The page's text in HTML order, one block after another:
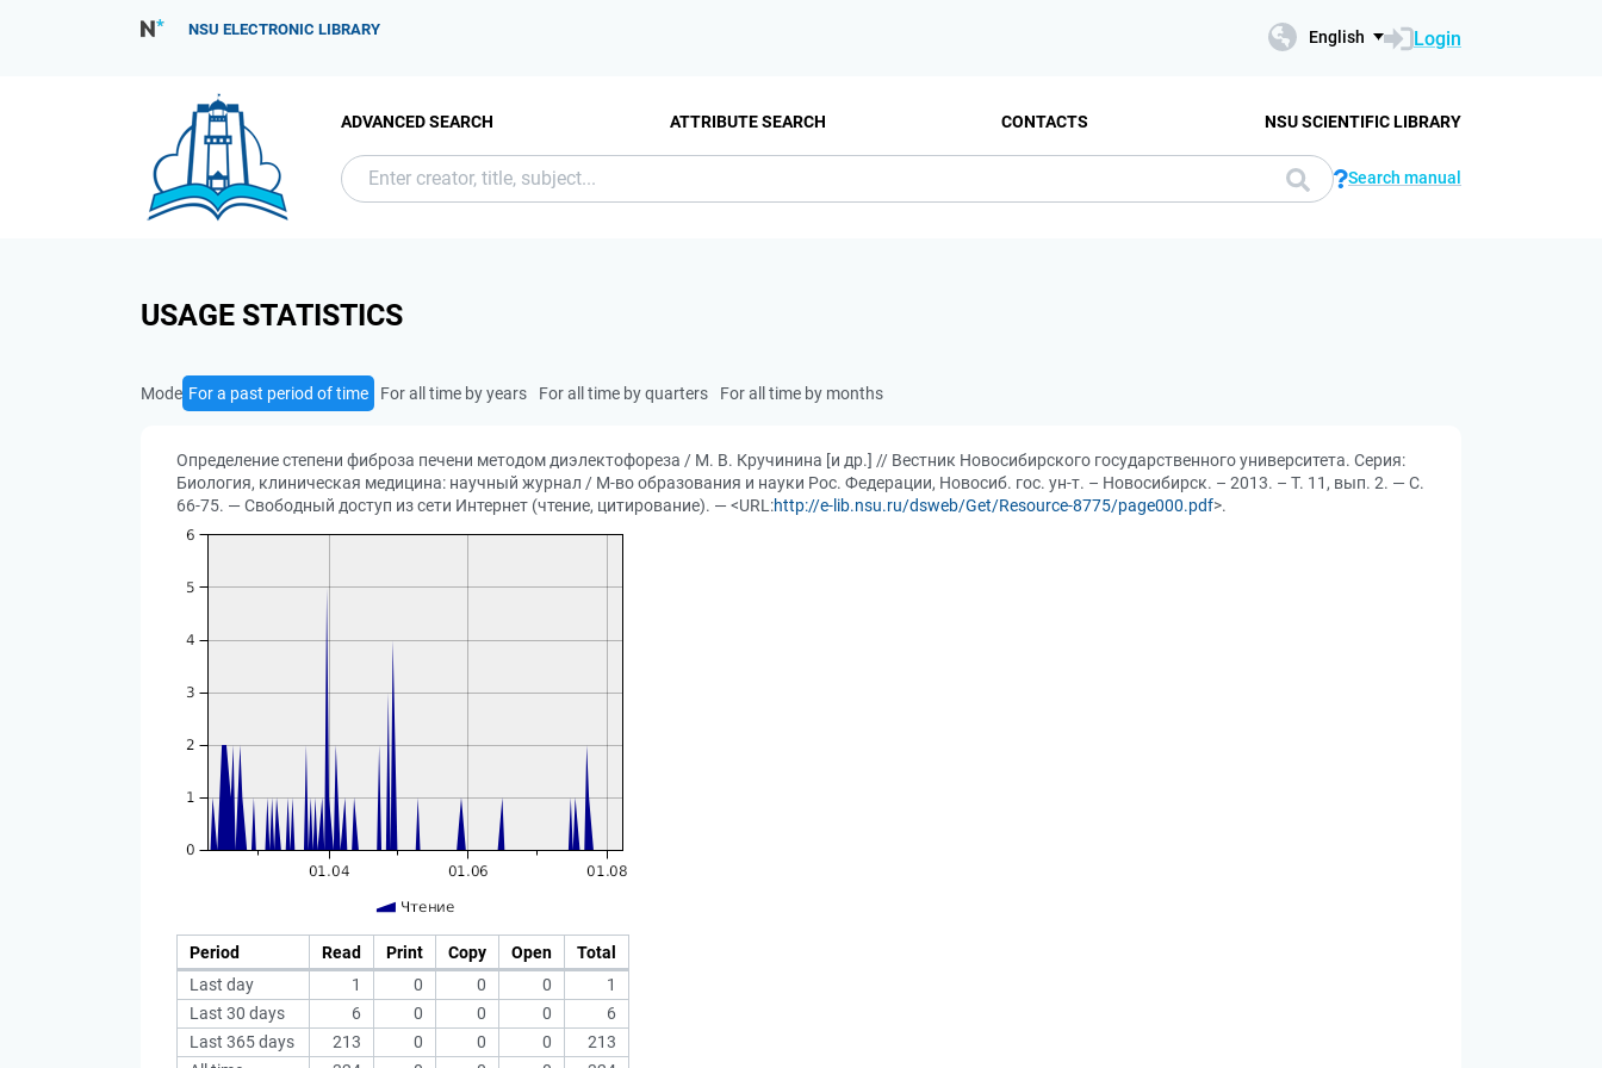
NSU ELECTRONIC LIBRARY English Login
ADVANCED SEARCH ATTRIBUTE SEARCH CONTACTS NSU SCIENTIFIC LIBRARY
Search manual
USAGE STATISTICS
Mode For a past period of time For all time by years For all time by quarters For all time by months
Определение степени фиброза печени методом диэлектофореза / М. В. Кручинина [и др.] // Вестник Новосибирского государственного университета. Серия:
Биология, клиническая медицина: научный журнал / М-во образования и науки Рос. Федерации, Новосиб. гос. ун-т. – Новосибирск. – 2013. – Т. 11, вып. 2. — С.
66-75. — Свободный доступ из сети Интернет (чтение, цитирование). — <URL:http://e-lib.nsu.ru/dsweb/Get/Resource-8775/page000.pdf>.
Period Read Print Copy Open
Total
Last day
1 0 0 0
1
Last 30 days
6 0 0 0
6
Last 365 days
213 0 0 0
213